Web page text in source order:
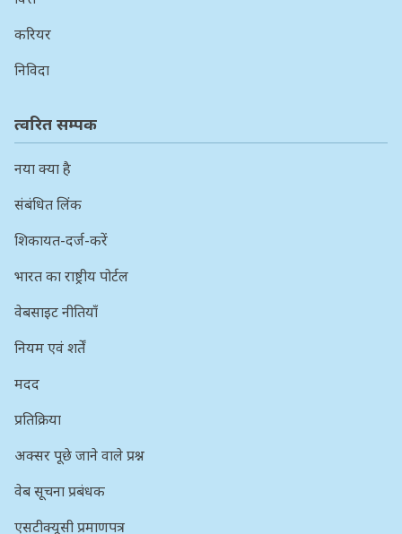
करियर
निविदा
त्वरित सम्पक
नया क्या है
संबंधित लिंक
शिकायत-दर्ज-करें
भारत का राष्ट्रीय पोर्टल
वेबसाइट नीतियाँ
नियम एवं शर्तें
मदद
प्रतिक्रिया
अक्सर पूछे जाने वाले प्रश्न
वेब सूचना प्रबंधक
एसटीक्यूसी प्रमाणपत्र